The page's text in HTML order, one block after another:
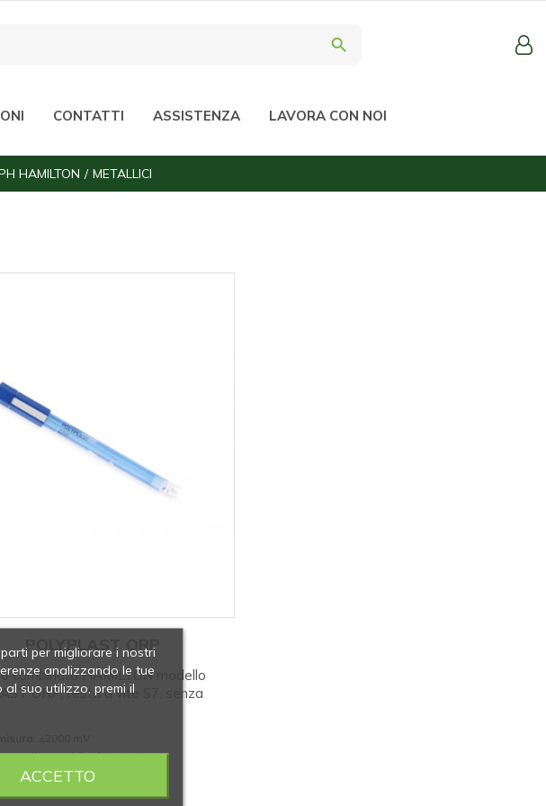
search
CONTATTI ASSISTENZA LAVORA CON NOI
HAMILTON METALLICI
POLYPLAST ORP
combinato HAMILTON modello
ORP, testa a vite S7, senza
di esercizio (° C): 0÷60
per migliorare i nostri
analizzando le tue
suo utilizzo, premi il
ACCETTO